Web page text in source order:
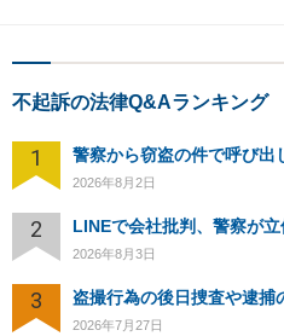
不起訴の法律Q&Aランキング
1 警察から窃盗の件で呼び出
2026年8月2日
2 LINEで会社批判、警察が
2026年8月3日
3 盗撮行為の後日捜査や逮捕
2026年7月27日